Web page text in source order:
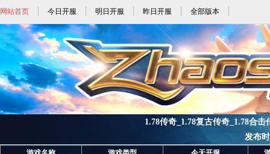
网站首页 今日开服 明日开服 昨日开服 全部版本
1.78传奇_1.78复古传奇_1.78合
发布